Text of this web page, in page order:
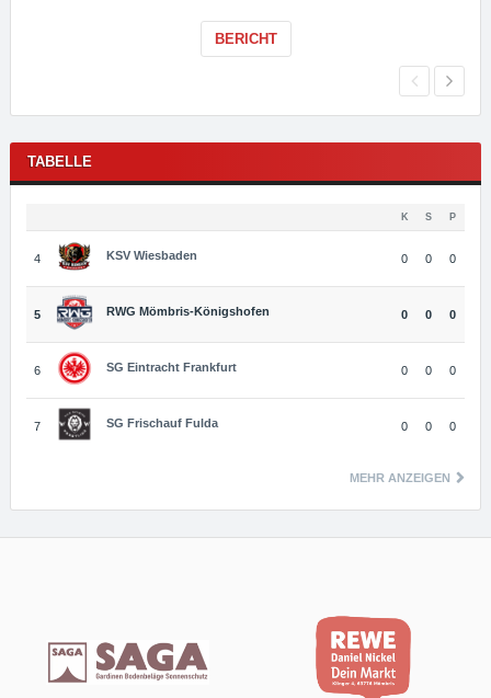
BERICHT
TABELLE
K S P
4 KSV Wiesbaden 0 0 0
5 RWG Mömbris-Königshofen 0 0 0
6 SG Eintracht Frankfurt 0 0 0
7 SG Frischauf Fulda 0 0 0
MEHR ANZEIGEN